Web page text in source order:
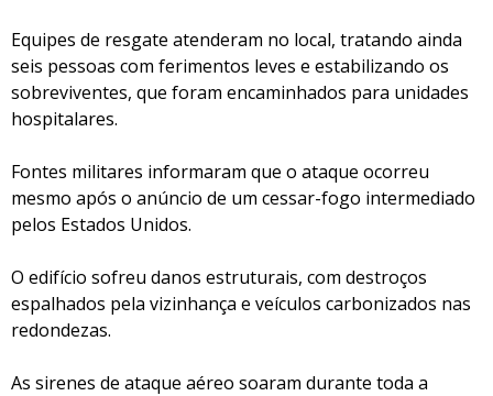
Equipes de resgate atenderam no local, tratando ainda
seis pessoas com ferimentos leves e estabilizando os
sobreviventes, que foram encaminhados para unidades
hospitalares.
Fontes militares informaram que o ataque ocorreu
mesmo após o anúncio de um cessar-fogo intermediado
pelos Estados Unidos.
O edifício sofreu danos estruturais, com destroços
espalhados pela vizinhança e veículos carbonizados nas
redondezas.
As sirenes de ataque aéreo soaram durante toda a